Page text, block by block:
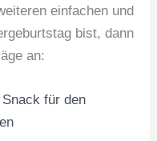
einfachen und
bist, dann
an:
für den